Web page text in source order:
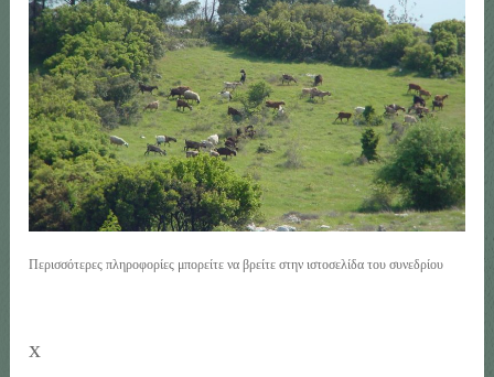
Περισσότερες πληροφορίες μπορείτε να βρείτε στην ιστοσελίδα του συνεδρίου
x